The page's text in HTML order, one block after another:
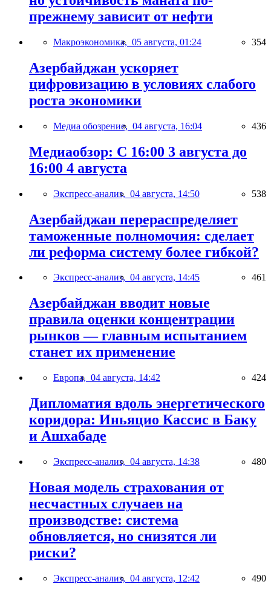
прежнему зависит от нефти
Макроэкономика, 05 августа, 01:24 354
Азербайджан ускоряет
цифровизацию в условиях слабого
роста экономики
Медиа обозрение, 04 августа, 16:04 436
Медиаобзор: С 16:00 3 августа до
16:00 4 августа
Экспресс-анализ, 04 августа, 14:50 538
Азербайджан перераспределяет
таможенные полномочия: сделает
ли реформа систему более гибкой?
Экспресс-анализ, 04 августа, 14:45 461
Азербайджан вводит новые
правила оценки концентрации
рынков — главным испытанием
станет их применение
Европа, 04 августа, 14:42 424
Дипломатия вдоль энергетического
коридора: Иньяцио Кассис в Баку
и Ашхабаде
Экспресс-анализ, 04 августа, 14:38 480
Новая модель страхования от
несчастных случаев на
производстве: система
обновляется, но снизятся ли
риски?
Экспресс-анализ, 04 августа, 12:42 490